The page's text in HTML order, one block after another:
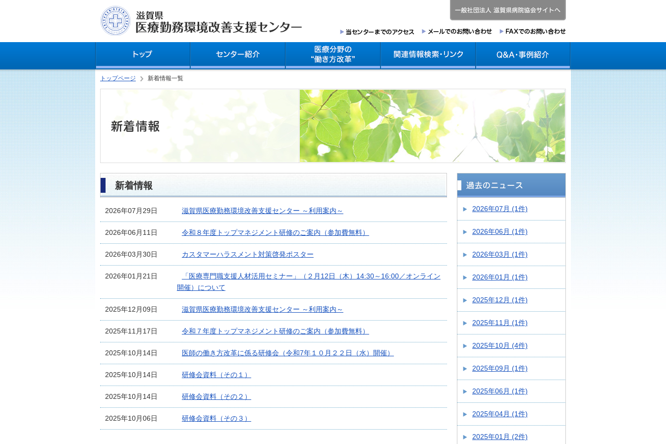
トップページ 新着情報一覧
新着情報
2026年07月29日 滋賀県医療勤務環境改善支援センター ～利用案内～
2026年06月11日 令和８年度トップマネジメント研修のご案内（参加費無料）
2026年03月30日 カスタマーハラスメント対策啓発ポスター
2026年01月21日
「医療専門職支援人材活用セミナー」（２月12日（木）14:30～16:00／オンライン
開催）について
2025年12月09日 滋賀県医療勤務環境改善支援センター ～利用案内～
2025年11月17日 令和７年度トップマネジメント研修のご案内（参加費無料）
2025年10月14日 医師の働き方改革に係る研修会（令和7年１０月２２日（水）開催）
2025年10月14日 研修会資料（その１）
2025年10月14日 研修会資料（その２）
2025年10月06日 研修会資料（その３）
2026年07月 (1件)
2026年06月 (1件)
2026年03月 (1件)
2026年01月 (1件)
2025年12月 (1件)
2025年11月 (1件)
2025年10月 (4件)
2025年09月 (1件)
2025年06月 (1件)
2025年04月 (1件)
2025年01月 (2件)